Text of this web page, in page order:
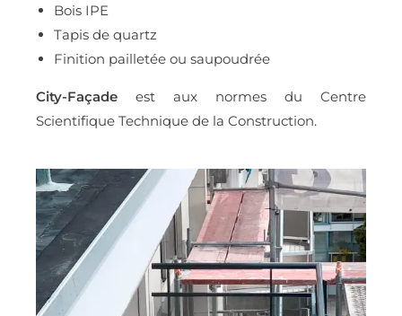
Bois IPE
Tapis de quartz
Finition pailletée ou saupoudrée
City-Façade est aux normes du Centre
Scientifique Technique de la Construction.